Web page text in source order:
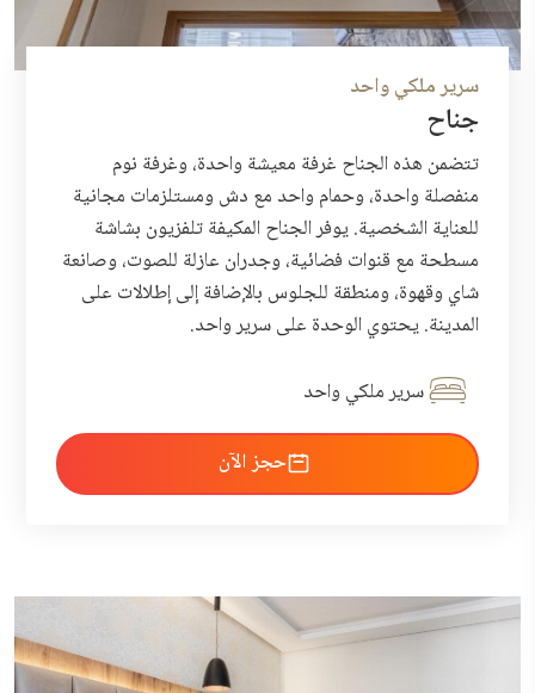
سرير ملكي واحد
جناح
تتضمن هذه الجناح غرفة معيشة واحدة، وغرفة نوم
منفصلة واحدة، وحمام واحد مع دش ومستلزمات مجانية
للعناية الشخصية. يوفر الجناح المكيفة تلفزيون بشاشة
مسطحة مع قنوات فضائية، وجدران عازلة للصوت، وصانعة
شاي وقهوة، ومنطقة للجلوس بالإضافة إلى إطلالات على
المدينة. يحتوي الوحدة على سرير واحد.
سرير ملكي واحد
احجز الآن